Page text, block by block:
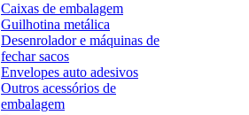
Caixas de embalagem
Guilhotina metálica
Desenrolador e máquinas de
fechar sacos
Envelopes auto adesivos
Outros acessórios de
embalagem